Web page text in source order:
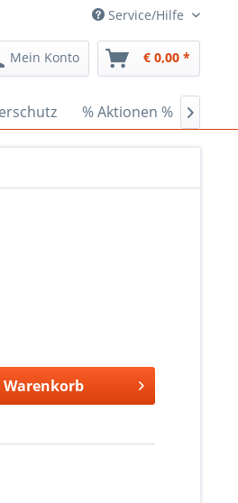
Service/Hilfe
Mein Konto € 0,00 *
% Aktionen % 
Warenkorb